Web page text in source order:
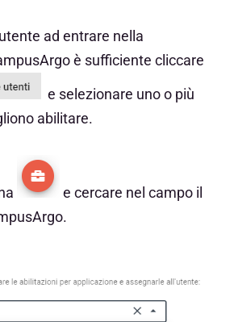
ad entrare nella
è sufficiente cliccare
e selezionare uno o più
abilitare.
e cercare nel campo il